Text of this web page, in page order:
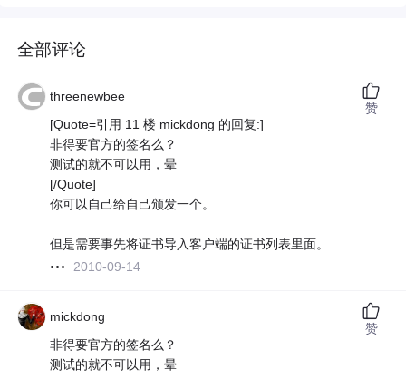
全部评论
threenewbee
[Quote=引用 11 楼 mickdong 的回复:]
非得要官方的签名么？
测试的就不可以用，晕
[/Quote]
你可以自己给自己颁发一个。
但是需要事先将证书导入客户端的证书列表里面。
2010-09-14
赞
mickdong
非得要官方的签名么？
测试的就不可以用，晕
赞